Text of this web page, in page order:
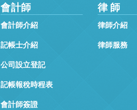
會計師
會計師介紹
記帳士介紹
公司設立登記
記帳報稅時程表
會計師簽證
律 師
律師介紹
律師服務